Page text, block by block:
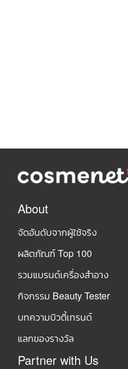
About
จัดอันดับจากผู้ใช้จริง
ผลิตภัณฑ์ Top 100
รวมแบรนด์เครื่องสำอาง
กิจกรรม Beauty Tester
บทความบิวตี้เทรนด์
แลกของรางวัล
Partner with Us